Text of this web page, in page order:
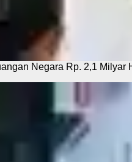
Negara Rp. 2,1 Milyar